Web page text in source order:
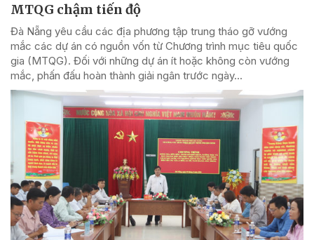
MTQG chậm tiến độ
Đà Nẵng yêu cầu các địa phương tập trung tháo gỡ vướng
mắc các dự án có nguồn vốn từ Chương trình mục tiêu quốc
gia (MTQG). Đối với những dự án ít hoặc không còn vướng
mắc, phấn đấu hoàn thành giải ngân trước ngày...